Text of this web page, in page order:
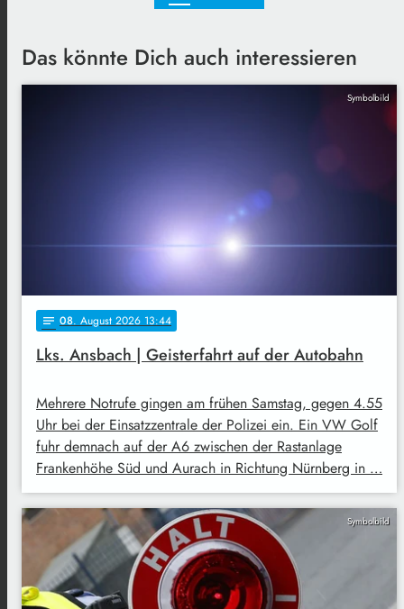
Das könnte Dich auch interessieren
Symbolbild
notes 08. August 2026 13:44
Lks. Ansbach | Geisterfahrt auf der Autobahn
Mehrere Notrufe gingen am frühen Samstag, gegen 4.55
Uhr bei der Einsatzzentrale der Polizei ein. Ein VW Golf
fuhr demnach auf der A6 zwischen der Rastanlage
Frankenhöhe Süd und Aurach in Richtung Nürnberg in …
Symbolbild